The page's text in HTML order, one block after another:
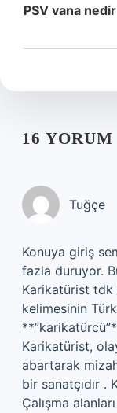
PSV vana
16 YORUM
Tuğçe
Konuya giriş
fazla duruyor.
Karikatürist tdk
kelimesinin
Karikatürist,
abartarak
bir sanatçıdır .
Çalışma